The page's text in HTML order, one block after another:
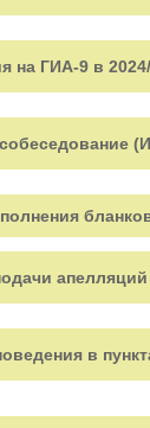
ГИА-9 в
апелляций
в